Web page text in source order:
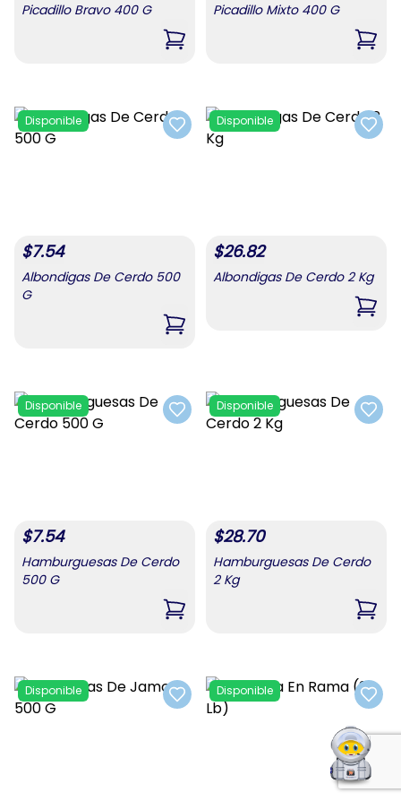
Picadillo Bravo 400 G
,Picadillo Bravo 400 G
Picadillo Mixto 400 G
,
Add to favorites
Disponible
$7.54
Albondigas De Cerdo 500
G
,Albondigas De Cerdo 500 G
Add
Disponible
$26.82
Albondigas De Cerdo 2 Kg
,
Add to favorites
Disponible
$7.54
Hamburguesas De Cerdo
500 G
,Hamburguesas De Cerdo 500 G
Add
Disponible
$28.70
Hamburguesas De Cerdo
2 Kg
,
Add to favorites
Disponible
Add
Disponible